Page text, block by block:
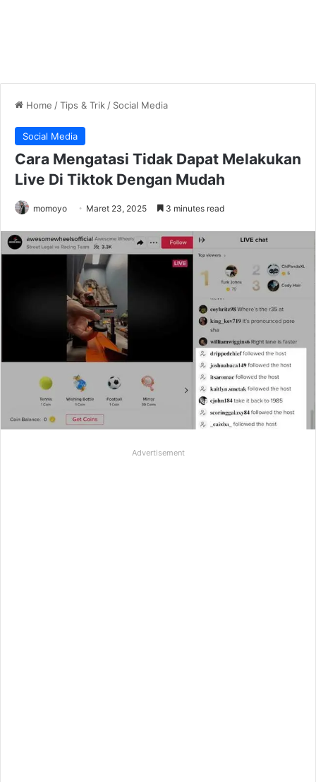
Home /Tips & Trik / Social Media
Social Media
Cara Mengatasi Tidak Dapat Melakukan
Live Di Tiktok Dengan Mudah
momoyo Maret 23, 2025 3 minutes read
Advertisement